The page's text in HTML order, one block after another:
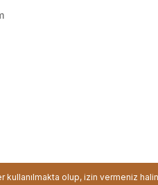
olup, izin vermeniz